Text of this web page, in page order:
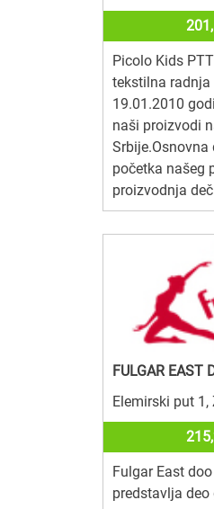
Picolo Kids
tekstilna
19.01.2010
naši proizvodi
Srbije.Osnovna
početka našeg
proizvodnja
FULGAR EAST
Elemirski put 1,
Fulgar East
predstavlja deo